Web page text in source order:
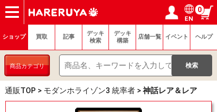
ショップ
買取
記事
デッキ検索
デッキ構築
選手一覧
店舗一覧
イベント
ヘルプ
お問い合わせ ログイン／会員登録
マイページ
EN
0
ショップ 買取 記事
デッキ
検索
デッキ
構築
店舗一覧 イベント ヘルプ
商品カテゴリ
通販TOP > モダンホライゾン3 統率者 > 神話レア＆レア